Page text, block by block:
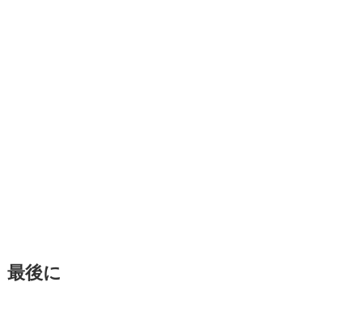
最後に